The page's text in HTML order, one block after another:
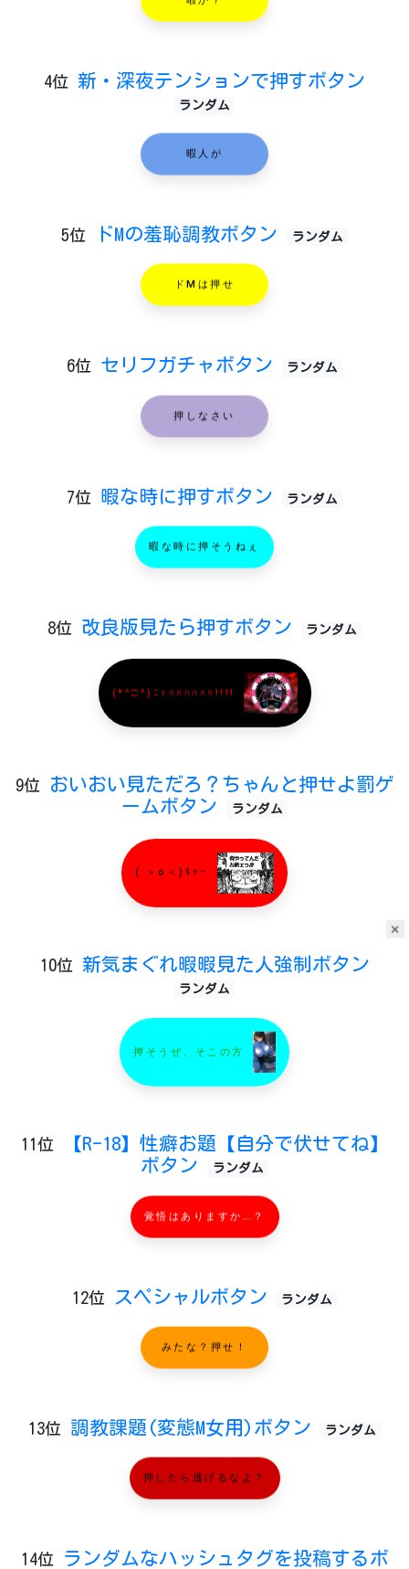
×
4位 新・深夜テンションで押すボタン
ランダム
暇人が
5位 ドMの羞恥調教ボタン ランダム
ドMは押せ
6位 セリフガチャボタン ランダム
押しなさい
7位 暇な時に押すボタン ランダム
暇な時に押そうねぇ
8位 改良版見たら押すボタン ランダム
(*^□^)ﾆｬﾊﾊﾊﾊﾊﾊ!!!!
9位
おいおい見ただろ？ちゃんと押せよ罰ゲ
ームボタン
ランダム
( ＞o＜)ｷｬｰ
10位 新気まぐれ暇暇見た人強制ボタン
ランダム
押そうぜ、そこの方
11位
【R-18】性癖お題【自分で伏せてね】
ボタン
ランダム
覚悟はありますか…？
12位 スペシャルボタン ランダム
みたな？押せ！
13位 調教課題(変態M女用)ボタン ランダム
押したら逃げるなよ？
14位
ランダムなハッシュタグを投稿するボ